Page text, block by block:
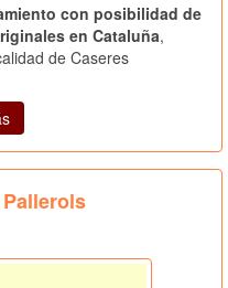
con posibilidad de
en Cataluña,
de Caseres